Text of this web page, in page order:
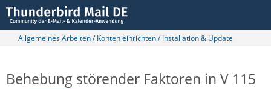
Allgemeines Arbeiten / Konten einrichten / Installation & Update
Behebung störender Faktoren in V 115